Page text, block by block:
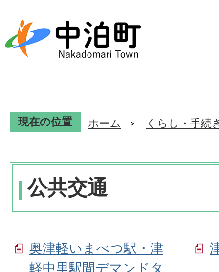
現在の位置 ホーム くらし・手続
公共交通
奥津軽いまべつ駅・津
軽中里駅間デマンドタ